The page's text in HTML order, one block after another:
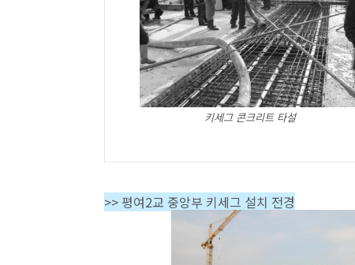
키세그 콘크리트 타설
>> 평여2교 중앙부 키세그 설치 전경